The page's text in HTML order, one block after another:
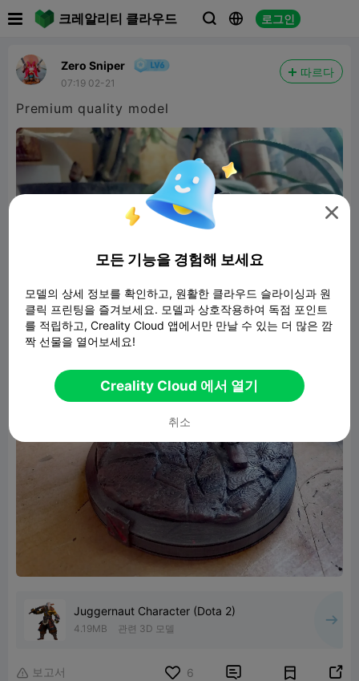
크레알리티 클라우드   로그인
Zero Sniper
07:19 02-21
따르다
Premium quality model
Juggernaut Character (Dota 2)
4.19MB 관련 3D 모델
 보고서 6  

모든 기능을 경험해 보세요
모델의 상세 정보를 확인하고, 원활한 클라우드 슬라이싱과 원
클릭 프린팅을 즐겨보세요. 모델과 상호작용하여 독점 포인트
를 적립하고, Creality Cloud 앱에서만 만날 수 있는 더 많은 깜
짝 선물을 열어보세요!
Creality Cloud 에서 열기
취소